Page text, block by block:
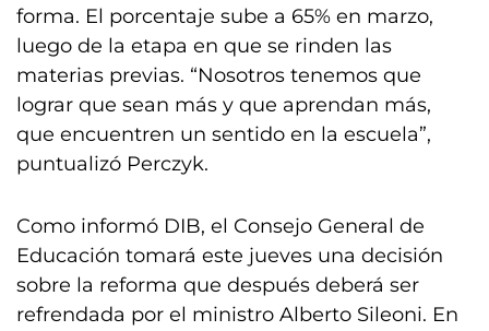
forma. El porcentaje sube a 65% en marzo,
luego de la etapa en que se rinden las
materias previas. “Nosotros tenemos que
lograr que sean más y que aprendan más,
que encuentren un sentido en la escuela”,
puntualizó Perczyk.
Como informó DIB, el Consejo General de
Educación tomará este jueves una decisión
sobre la reforma que después deberá ser
refrendada por el ministro Alberto Sileoni. En